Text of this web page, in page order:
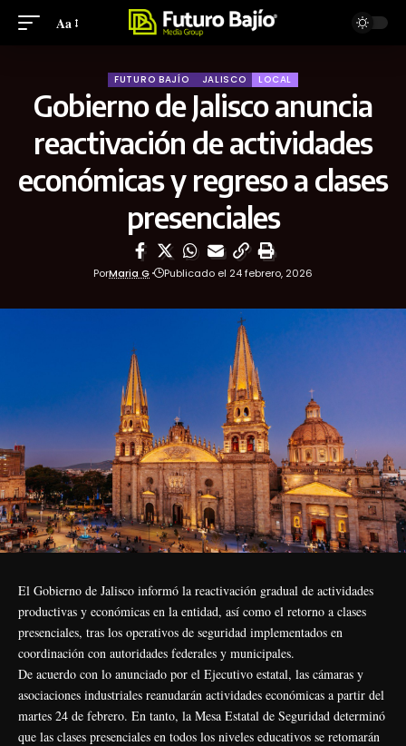
Aa
FUTURO BAJÍO JALISCO LOCAL
Gobierno de Jalisco anuncia
reactivación de actividades
económicas y regreso a clases
presenciales
PorMaria G Publicado el 24 febrero, 2026
El Gobierno de Jalisco informó la reactivación gradual de actividades
productivas y económicas en la entidad, así como el retorno a clases
presenciales, tras los operativos de seguridad implementados en
coordinación con autoridades federales y municipales.
De acuerdo con lo anunciado por el Ejecutivo estatal, las cámaras y
asociaciones industriales reanudarán actividades económicas a partir del
martes 24 de febrero. En tanto, la Mesa Estatal de Seguridad determinó
que las clases presenciales en todos los niveles educativos se retomarán